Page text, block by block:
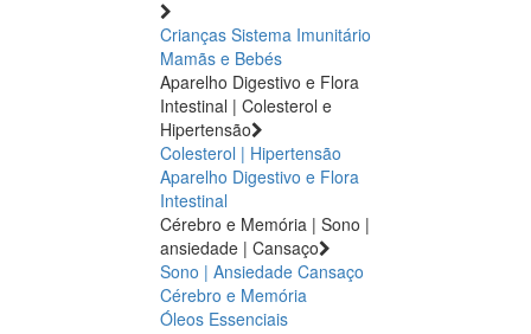
Crianças Sistema Imunitário
Mamãs e Bebés
Aparelho Digestivo e Flora
Intestinal | Colesterol e
Hipertensão
Colesterol | Hipertensão
Aparelho Digestivo e Flora
Intestinal
Cérebro e Memória | Sono |
ansiedade | Cansaço
Sono | Ansiedade Cansaço
Cérebro e Memória
Óleos Essenciais